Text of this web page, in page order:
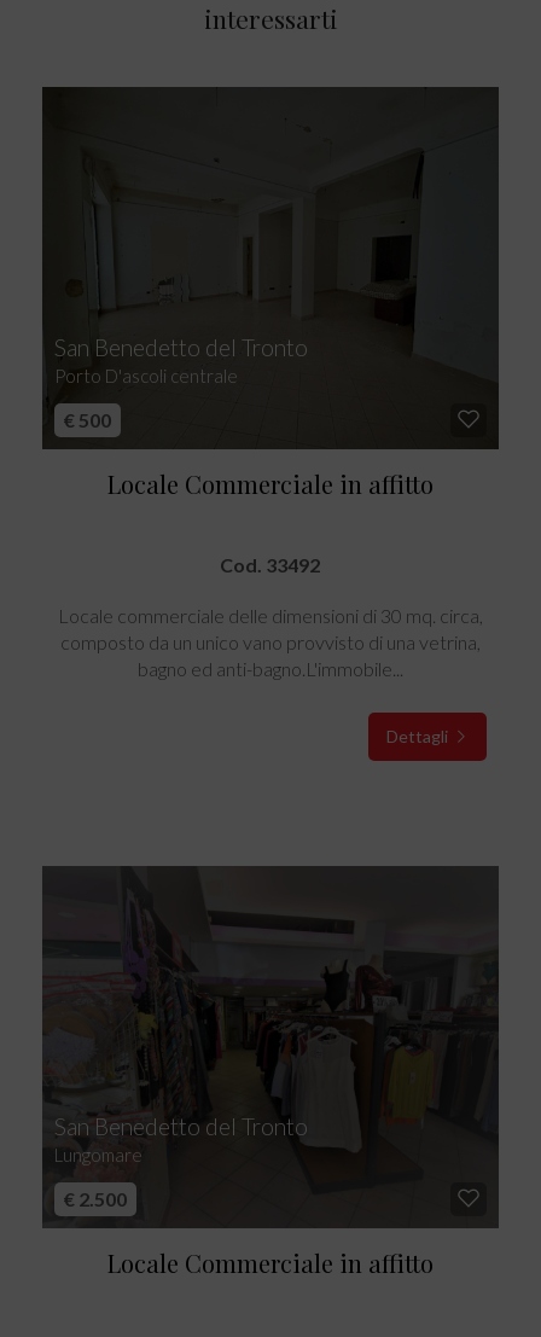
interessarti
San Benedetto del Tronto
Porto D'ascoli centrale
€ 500
Locale Commerciale in affitto
Cod. 33492
Locale commerciale delle dimensioni di 30 mq. circa,
composto da un unico vano provvisto di una vetrina,
bagno ed anti-bagno.L'immobile...
Dettagli
San Benedetto del Tronto
Lungomare
€ 2.500
Locale Commerciale in affitto